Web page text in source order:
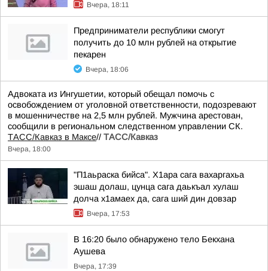
Вчера, 18:11
Предприниматели республики смогут
получить до 10 млн рублей на открытие
пекарен
Вчера, 18:06
Адвоката из Ингушетии, который обещал помочь с
освобождением от уголовной ответственности, подозревают
в мошенничестве на 2,5 млн рублей. Мужчина арестован,
сообщили в региональном следственном управлении СК.
ТАСС/Кавказ в Максе// ТАСС/Кавказ
Вчера, 18:00
"П1аьраска бийса". Х1ара сага вахаргахьа
эшаш долаш, цунца сага даькъал хулаш
долча х1амаех да, сага ший дин довзар
Вчера, 17:53
В 16:20 было обнаружено тело Бекхана
Аушева
Вчера, 17:39